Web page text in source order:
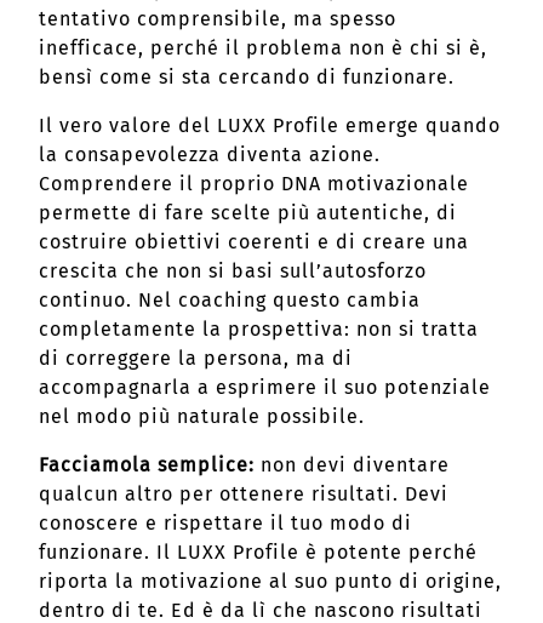
tentativo comprensibile, ma spesso
inefficace, perché il problema non è chi si è,
bensì come si sta cercando di funzionare.
Il vero valore del LUXX Profile emerge quando
la consapevolezza diventa azione.
Comprendere il proprio DNA motivazionale
permette di fare scelte più autentiche, di
costruire obiettivi coerenti e di creare una
crescita che non si basi sull’autosforzo
continuo. Nel coaching questo cambia
completamente la prospettiva: non si tratta
di correggere la persona, ma di
accompagnarla a esprimere il suo potenziale
nel modo più naturale possibile.
Facciamola semplice: non devi diventare
qualcun altro per ottenere risultati. Devi
conoscere e rispettare il tuo modo di
funzionare. Il LUXX Profile è potente perché
riporta la motivazione al suo punto di origine,
dentro di te. Ed è da lì che nascono risultati